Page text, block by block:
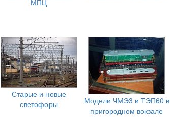
Старые и новые
светофоры
Модели ЧМЭ3 и ТЭП60 в
пригородном вокзале